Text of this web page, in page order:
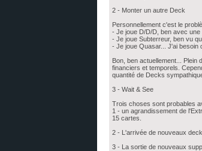
2 - Monter un autre Deck
Personnellement c'est le
- Je joue D/D/D, ben avec
- Je joue Subterreur, ben vu
- Je joue Quasar... J'ai besoin
Bon, ben actuellement...
financiers et temporels.
quantité de Decks
3 - Wait & See
Trois choses sont probables
1 - un agrandissement de
15 cartes.
2 - L'arrivée de nouveaux
3 - La sortie de nouveaux